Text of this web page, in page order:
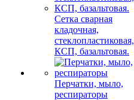
Сетка сварная
кладочная,
стеклопластиковая,
КСП, базальтовая.
Перчатки, мыло,
респираторы